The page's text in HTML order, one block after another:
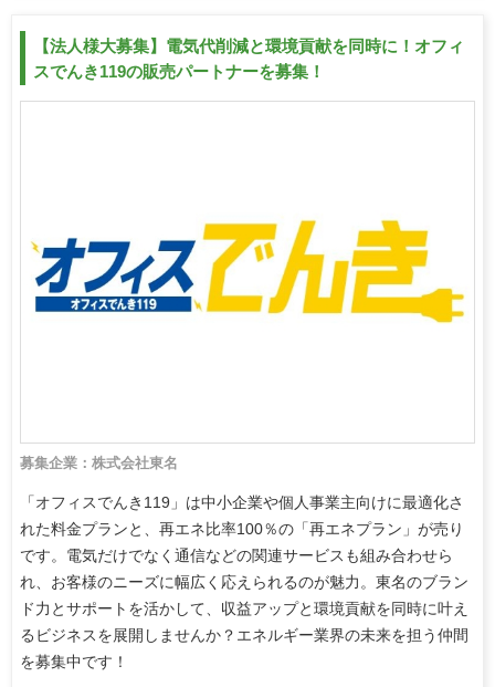
【法人様大募集】電気代削減と環境貢献を同時に！オフィ
スでんき119の販売パートナーを募集！
募集企業：株式会社東名
「オフィスでんき119」は中小企業や個人事業主向けに最適化さ
れた料金プランと、再エネ比率100％の「再エネプラン」が売り
です。電気だけでなく通信などの関連サービスも組み合わせら
れ、お客様のニーズに幅広く応えられるのが魅力。東名のブラン
ド力とサポートを活かして、収益アップと環境貢献を同時に叶え
るビジネスを展開しませんか？エネルギー業界の未来を担う仲間
を募集中です！